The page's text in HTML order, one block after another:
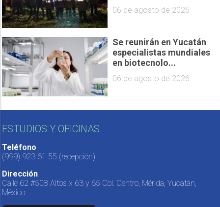
06 de agosto de 2026
Se reunirán en Yucatán
especialistas mundiales
en biotecnolo...
06 de agosto de 2026
ESTUDIOS Y OFICINAS
Teléfono
(999) 923 61 55 (recepción)
Dirección
Calle 62 #508 Altos x 63 y 65 Col. Centro, Mérida, Yucatán,
México.